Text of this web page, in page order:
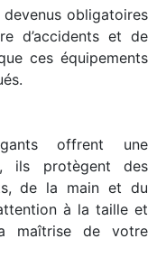
obligatoires
d’accidents et de
ces équipements
offrent une
ils protègent des
de la main et du
à la taille et
maîtrise de votre